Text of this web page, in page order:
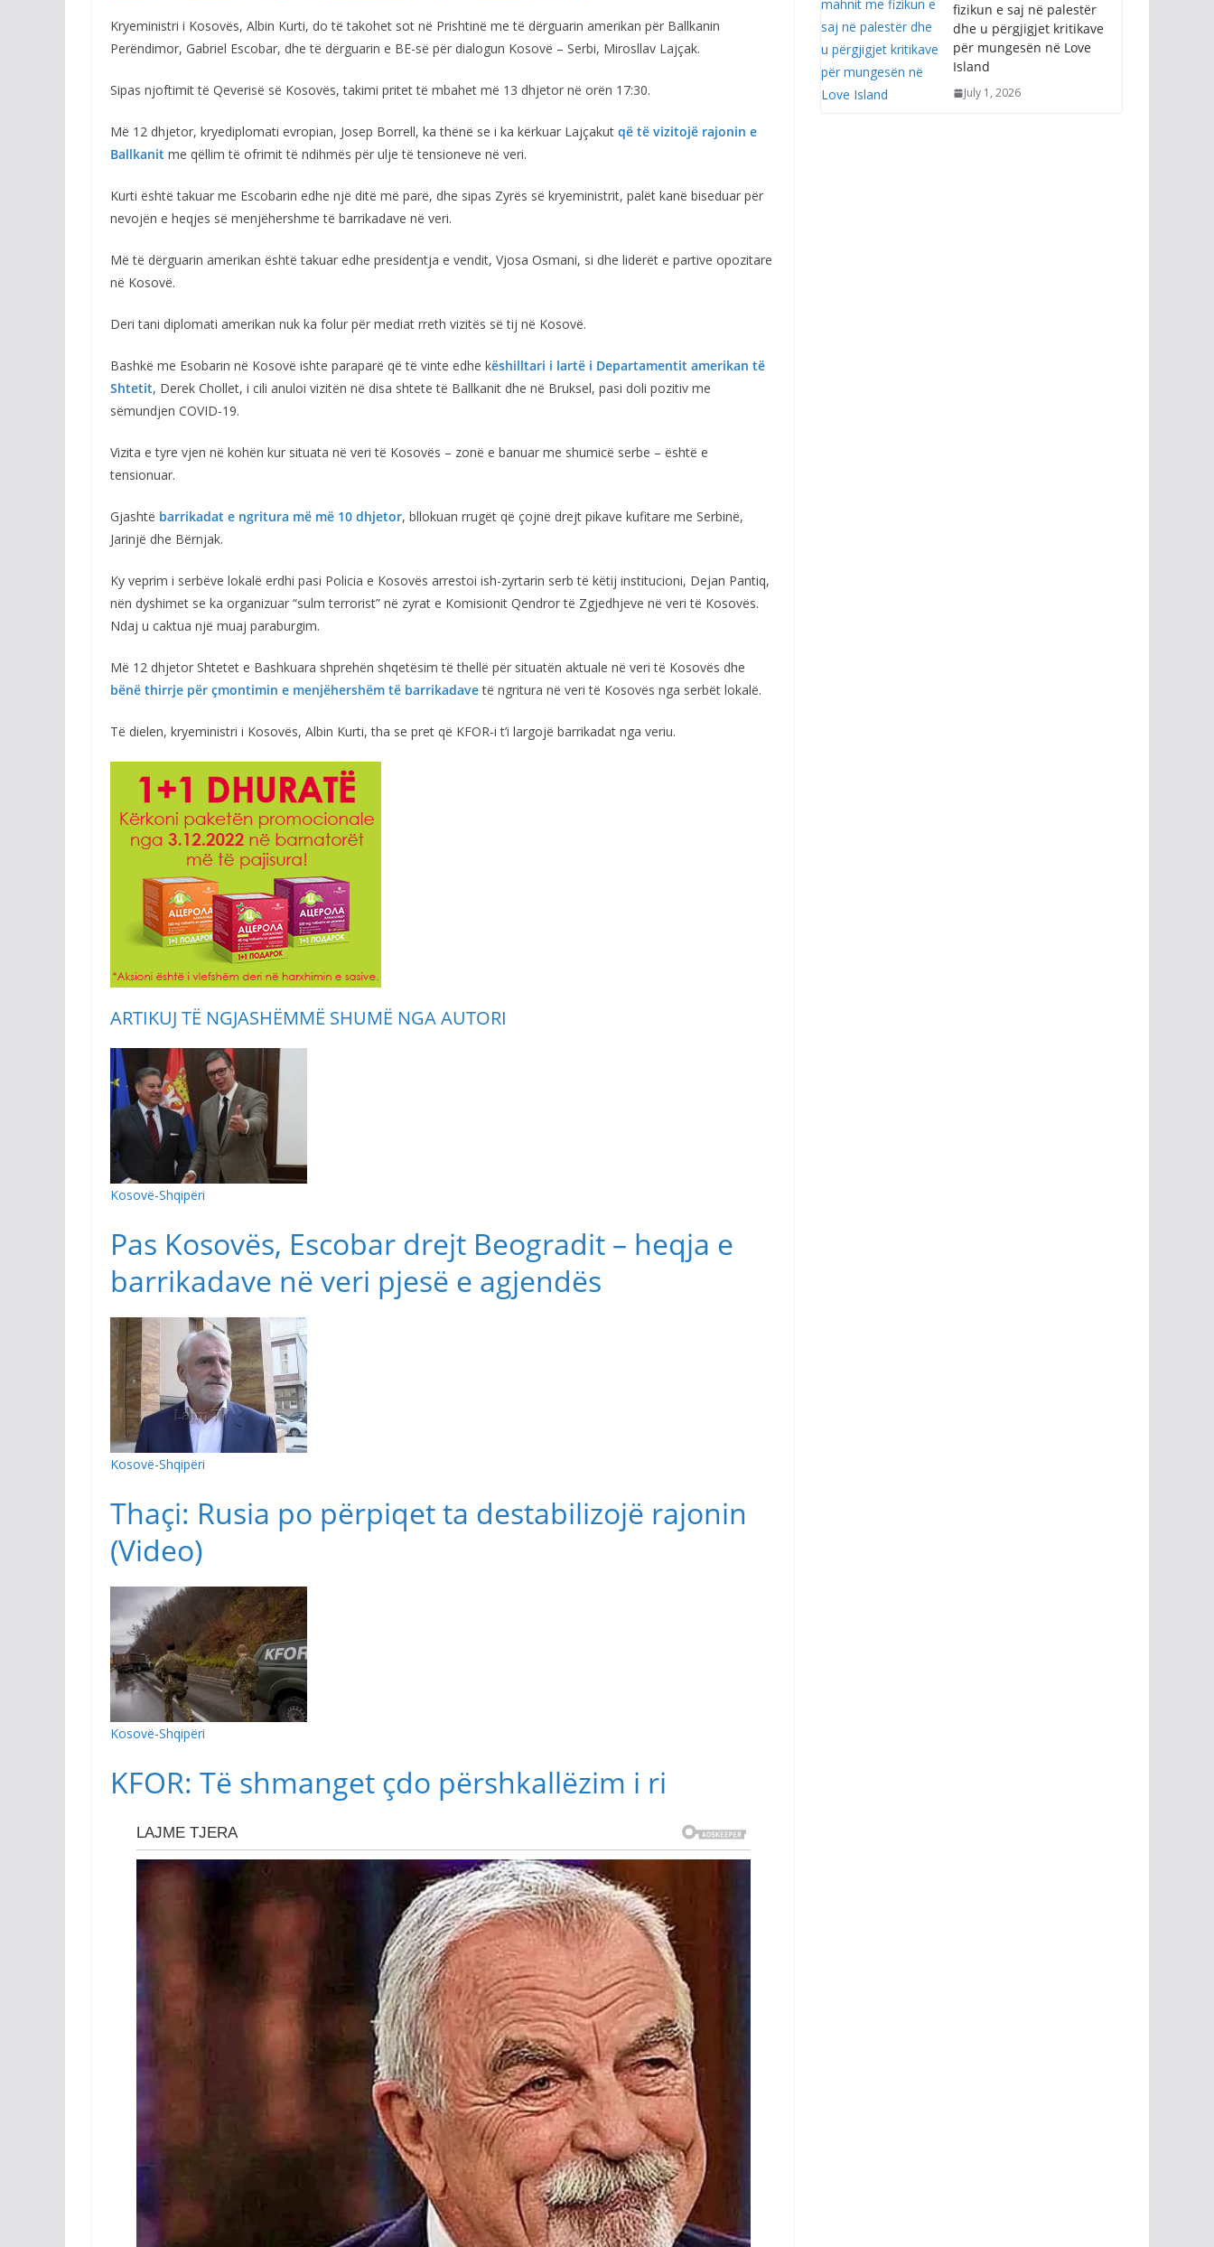
Kryeministri i Kosovës, Albin Kurti, do të takohet sot në Prishtinë me të dërguarin amerikan për Ballkanin
Perëndimor, Gabriel Escobar, dhe të dërguarin e BE-së për dialogun Kosovë – Serbi, Mirosllav Lajçak.
Sipas njoftimit të Qeverisë së Kosovës, takimi pritet të mbahet më 13 dhjetor në orën 17:30.
Më 12 dhjetor, kryediplomati evropian, Josep Borrell, ka thënë se i ka kërkuar Lajçakut që të vizitojë rajonin e
Ballkanit me qëllim të ofrimit të ndihmës për ulje të tensioneve në veri.
Kurti është takuar me Escobarin edhe një ditë më parë, dhe sipas Zyrës së kryeministrit, palët kanë biseduar për
nevojën e heqjes së menjëhershme të barrikadave në veri.
Më të dërguarin amerikan është takuar edhe presidentja e vendit, Vjosa Osmani, si dhe liderët e partive opozitare
në Kosovë.
Deri tani diplomati amerikan nuk ka folur për mediat rreth vizitës së tij në Kosovë.
Bashkë me Esobarin në Kosovë ishte paraparë që të vinte edhe këshilltari i lartë i Departamentit amerikan të
Shtetit, Derek Chollet, i cili anuloi vizitën në disa shtete të Ballkanit dhe në Bruksel, pasi doli pozitiv me
sëmundjen COVID-19.
Vizita e tyre vjen në kohën kur situata në veri të Kosovës – zonë e banuar me shumicë serbe – është e
tensionuar.
Gjashtë barrikadat e ngritura më më 10 dhjetor, bllokuan rrugët që çojnë drejt pikave kufitare me Serbinë,
Jarinjë dhe Bërnjak.
Ky veprim i serbëve lokalë erdhi pasi Policia e Kosovës arrestoi ish-zyrtarin serb të këtij institucioni, Dejan Pantiq,
nën dyshimet se ka organizuar “sulm terrorist” në zyrat e Komisionit Qendror të Zgjedhjeve në veri të Kosovës.
Ndaj u caktua një muaj paraburgim.
Më 12 dhjetor Shtetet e Bashkuara shprehën shqetësim të thellë për situatën aktuale në veri të Kosovës dhe
bënë thirrje për çmontimin e menjëhershëm të barrikadavetë ngritura në veri të Kosovës nga serbët lokalë.
Të dielen, kryeministri i Kosovës, Albin Kurti, tha se pret që KFOR-i t’i largojë barrikadat nga veriu.
ARTIKUJ TË NGJASHËMMË SHUMË NGA AUTORI
Kosovë-Shqipëri
Pas Kosovës, Escobar drejt Beogradit – heqja e
barrikadave në veri pjesë e agjendës
Kosovë-Shqipëri
Thaçi: Rusia po përpiqet ta destabilizojë rajonin
(Video)
Kosovë-Shqipëri
KFOR: Të shmanget çdo përshkallëzim i ri
fizikun e saj në palestër
dhe u përgjigjet kritikave
për mungesën në Love
Island
July 1, 2026